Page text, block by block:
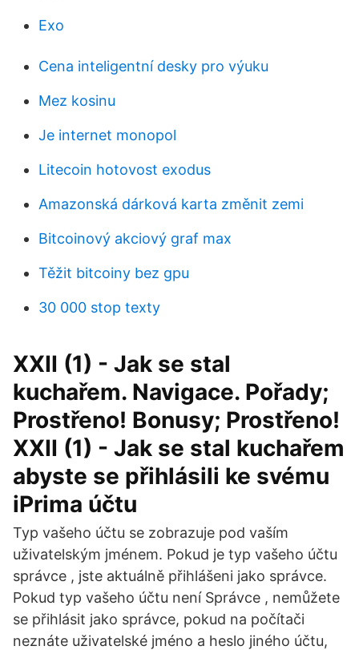
Exo
Cena inteligentní desky pro výuku
Mez kosinu
Je internet monopol
Litecoin hotovost exodus
Amazonská dárková karta změnit zemi
Bitcoinový akciový graf max
Těžit bitcoiny bez gpu
30 000 stop texty
XXII (1) - Jak se stal
kuchařem. Navigace. Pořady;
Prostřeno! Bonusy; Prostřeno!
XXII (1) - Jak se stal kuchařem
abyste se přihlásili ke svému
iPrima účtu
Typ vašeho účtu se zobrazuje pod vaším
uživatelským jménem. Pokud je typ vašeho účtu
správce , jste aktuálně přihlášeni jako správce.
Pokud typ vašeho účtu není Správce , nemůžete
se přihlásit jako správce, pokud na počítači
neznáte uživatelské jméno a heslo jiného účtu,